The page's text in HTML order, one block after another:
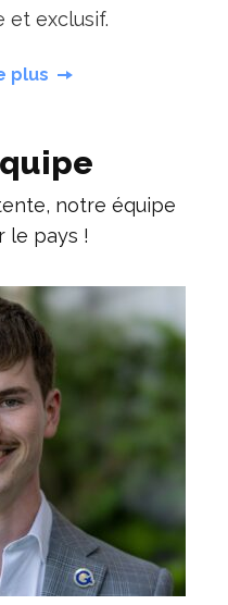
et exclusif.
plus
notre équipe
le pays !